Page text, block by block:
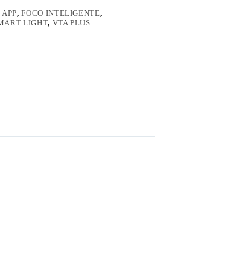
,FOCO INTELIGENTE,
LIGHT, VTA PLUS